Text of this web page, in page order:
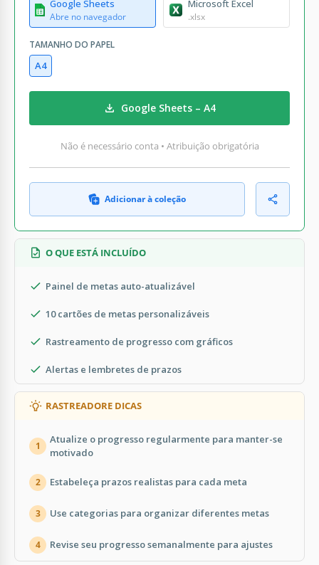
Google Sheets
Abre no navegador
Microsoft Excel
.xlsx
TAMANHO DO PAPEL
A4
Google Sheets – A4
Não é necessário conta • Atribuição obrigatória
Adicionar à coleção
O QUE ESTÁ INCLUÍDO
Painel de metas auto-atualizável
10 cartões de metas personalizáveis
Rastreamento de progresso com gráficos
Alertas e lembretes de prazos
RASTREADORE DICAS
1
Atualize o progresso regularmente para manter-se
motivado
2 Estabeleça prazos realistas para cada meta
3 Use categorias para organizar diferentes metas
4 Revise seu progresso semanalmente para ajustes